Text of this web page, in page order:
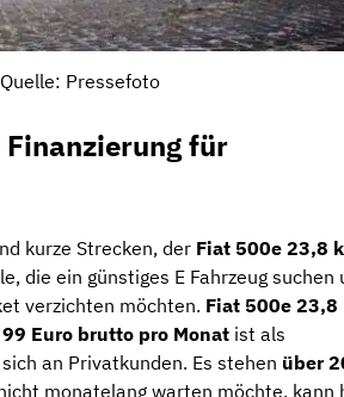
Pressefoto
für
kurze Strecken, der Fiat 500e 23,8
die ein günstiges E Fahrzeug suchen
verzichten möchten. Fiat 500e 23,8
Euro brutto pro Monat ist als
an Privatkunden. Es stehen über
monatelang warten möchte, kann